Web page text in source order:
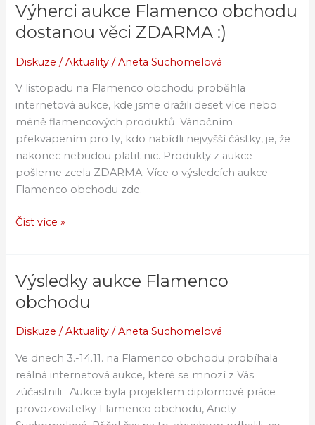
Výherci aukce Flamenco obchodu
dostanou věci ZDARMA :)
Diskuze /Aktuality /Aneta Suchomelová
V listopadu na Flamenco obchodu proběhla
internetová aukce, kde jsme dražili deset více nebo
méně flamencových produktů. Vánočním
překvapením pro ty, kdo nabídli nejvyšší částky, je, že
nakonec nebudou platit nic. Produkty z aukce
pošleme zcela ZDARMA. Více o výsledcích aukce
Flamenco obchodu zde.
Výherci
aukce
Flamenco
obchodu
věci
ZDARMA
:)
Číst více »
Výsledky aukce Flamenco
obchodu
Diskuze /Aktuality /Aneta Suchomelová
Ve dnech 3.-14.11. na Flamenco obchodu probíhala
reálná internetová aukce, které se mnozí z Vás
zúčastnili. Aukce byla projektem diplomové práce
provozovatelky Flamenco obchodu, Anety
Výsledky
aukce
Flamenco
obchodu